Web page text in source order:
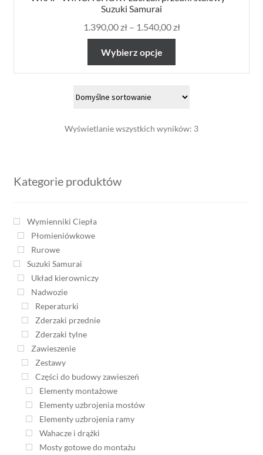
Suzuki Samurai
1.390,00zł– 1.540,00zł
Wybierz opcje
Wyświetlanie wszystkich wyników: 3
Kategorie produktów
Wymienniki Ciepła
Płomieniówkowe
Rurowe
Suzuki Samurai
Układ kierowniczy
Nadwozie
Reperaturki
Zderzaki przednie
Zderzaki tylne
Zawieszenie
Zestawy
Części do budowy zawieszeń
Elementy montażowe
Elementy uzbrojenia mostów
Elementy uzbrojenia ramy
Wahacze i drążki
Mosty gotowe do montażu